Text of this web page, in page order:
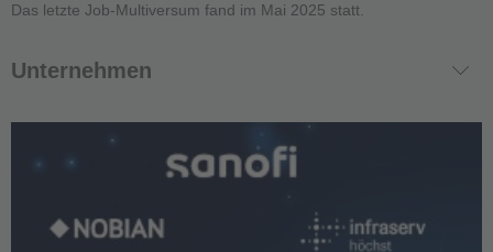
Das letzte Job-Multiversum fand im Mai 2025 statt.
Unternehmen